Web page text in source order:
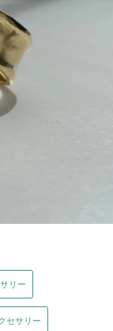
リー
セサリー